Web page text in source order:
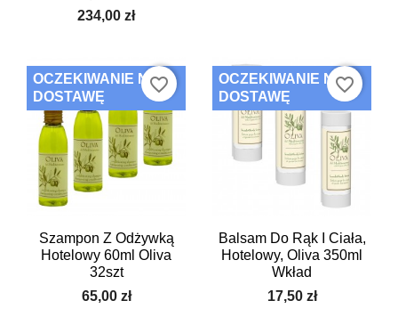
234,00 zł
Szampon Z Odżywką
Hotelowy 60ml Oliva
32szt
65,00 zł
OCZEKIWANIE NA
DOSTAWĘ
favorite_border
Balsam Do Rąk I Ciała,
Hotelowy, Oliva 350ml
Wkład
17,50 zł
OCZEKIWANIE NA
DOSTAWĘ
favorite_border